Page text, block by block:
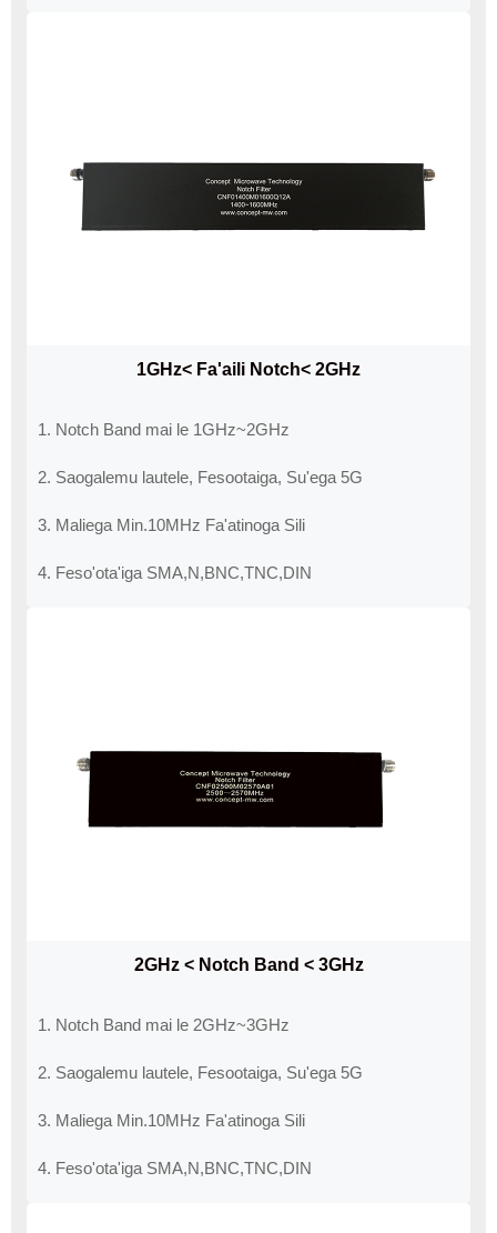
1GHz< Fa'aili Notch< 2GHz
1. Notch Band mai le 1GHz~2GHz
2. Saogalemu lautele, Fesootaiga, Su'ega 5G
3. Maliega Min.10MHz Fa'atinoga Sili
4. Feso'ota'iga SMA,N,BNC,TNC,DIN
2GHz < Notch Band < 3GHz
1. Notch Band mai le 2GHz~3GHz
2. Saogalemu lautele, Fesootaiga, Su'ega 5G
3. Maliega Min.10MHz Fa'atinoga Sili
4. Feso'ota'iga SMA,N,BNC,TNC,DIN